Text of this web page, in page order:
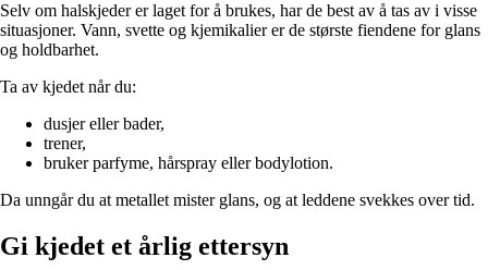
Selv om halskjeder er laget for å brukes, har de best av å tas av i visse
situasjoner. Vann, svette og kjemikalier er de største fiendene for glans
og holdbarhet.
Ta av kjedet når du:
dusjer eller bader,
trener,
bruker parfyme, hårspray eller bodylotion.
Da unngår du at metallet mister glans, og at leddene svekkes over tid.
Gi kjedet et årlig ettersyn